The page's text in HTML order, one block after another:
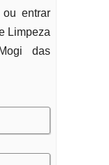
entrar
Limpeza
das